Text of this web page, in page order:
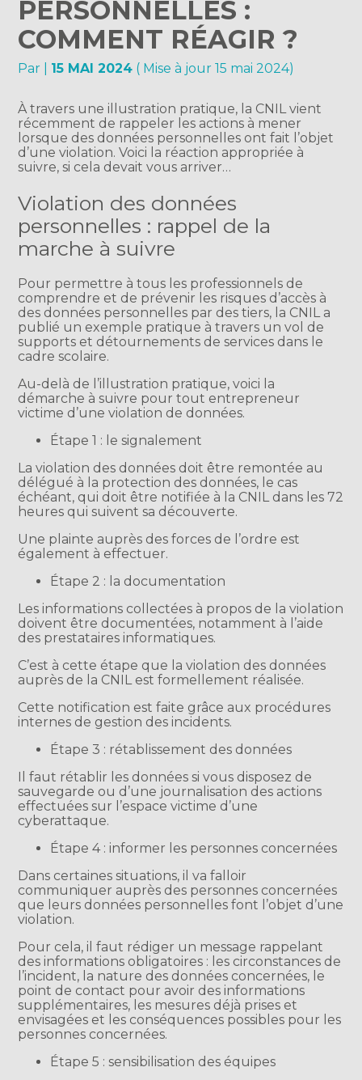
PERSONNELLES :
COMMENT RÉAGIR ?
Par 15 MAI 2024 ( Mise à jour 15 mai 2024)
À travers une illustration pratique, la CNIL vient
récemment de rappeler les actions à mener
lorsque des données personnelles ont fait l’objet
d’une violation. Voici la réaction appropriée à
suivre, si cela devait vous arriver…
Violation des données
personnelles : rappel de la
marche à suivre
Pour permettre à tous les professionnels de
comprendre et de prévenir les risques d’accès à
des données personnelles par des tiers, la CNIL a
publié un exemple pratique à travers un vol de
supports et détournements de services dans le
cadre scolaire.
Au-delà de l’illustration pratique, voici la
démarche à suivre pour tout entrepreneur
victime d’une violation de données.
Étape 1 : le signalement
La violation des données doit être remontée au
délégué à la protection des données, le cas
échéant, qui doit être notifiée à la CNIL dans les 72
heures qui suivent sa découverte.
Une plainte auprès des forces de l’ordre est
également à effectuer.
Étape 2 : la documentation
Les informations collectées à propos de la violation
doivent être documentées, notamment à l’aide
des prestataires informatiques.
C’est à cette étape que la violation des données
auprès de la CNIL est formellement réalisée.
Cette notification est faite grâce aux procédures
internes de gestion des incidents.
Étape 3 : rétablissement des données
Il faut rétablir les données si vous disposez de
sauvegarde ou d’une journalisation des actions
effectuées sur l’espace victime d’une
cyberattaque.
Étape 4 : informer les personnes concernées
Dans certaines situations, il va falloir
communiquer auprès des personnes concernées
que leurs données personnelles font l’objet d’une
violation.
Pour cela, il faut rédiger un message rappelant
des informations obligatoires : les circonstances de
l’incident, la nature des données concernées, le
point de contact pour avoir des informations
supplémentaires, les mesures déjà prises et
envisagées et les conséquences possibles pour les
personnes concernées.
Étape 5 : sensibilisation des équipes